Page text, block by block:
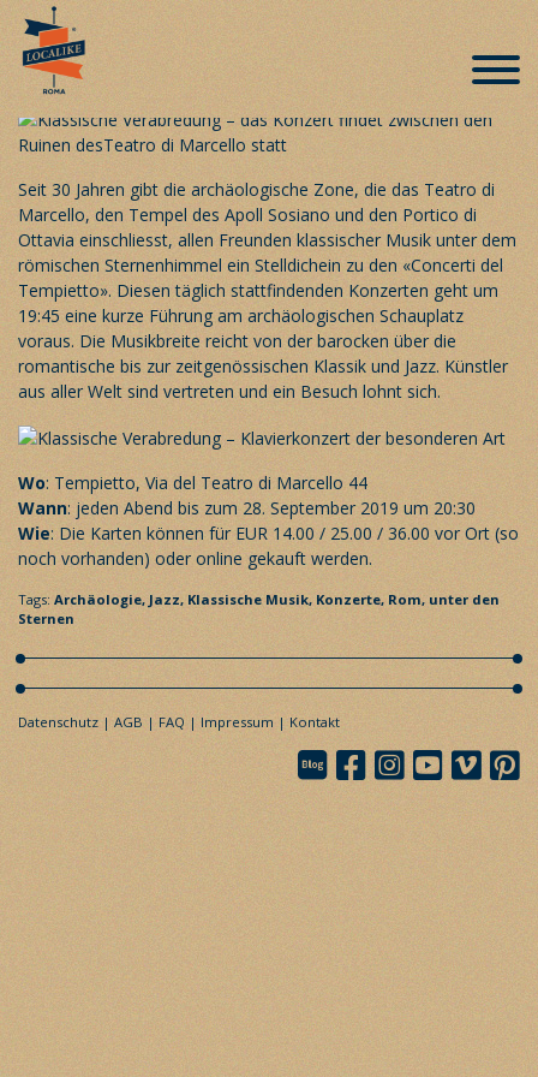
Klassische Verabredung im Herzen des
antiken Roms
Veröffentlicht am 24. August 2019
Seit 30 Jahren gibt die archäologische Zone, die das Teatro di
Marcello, den Tempel des Apoll Sosiano und den Portico di
Ottavia einschliesst, allen Freunden klassischer Musik unter dem
römischen Sternenhimmel ein Stelldichein zu den «Concerti del
Tempietto». Diesen täglich stattfindenden Konzerten geht um
19:45 eine kurze Führung am archäologischen Schauplatz
voraus. Die Musikbreite reicht von der barocken über die
romantische bis zur zeitgenössischen Klassik und Jazz. Künstler
aus aller Welt sind vertreten und ein Besuch lohnt sich.
Wo: Tempietto, Via del Teatro di Marcello 44
Wann: jeden Abend bis zum 28. September 2019 um 20:30
Wie: Die Karten können für EUR 14.00 / 25.00 / 36.00 vor Ort (so
noch vorhanden) oder online gekauft werden.
Tags: Archäologie, Jazz, Klassische Musik, Konzerte, Rom, unter den
Sternen
Datenschutz AGB FAQ Impressum Kontakt